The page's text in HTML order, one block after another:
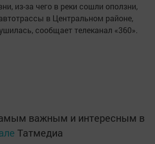
из-за чего в реки сошли оползни,
в Центральном районе,
сообщает телеканал «360».
важным и интересным в
Татмедиа